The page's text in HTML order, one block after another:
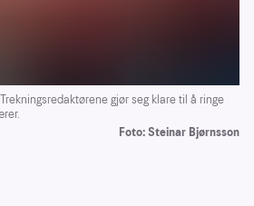
gjør seg klare til å ringe
Foto: Steinar Bjørnsson